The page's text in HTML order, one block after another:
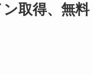
取得、無料